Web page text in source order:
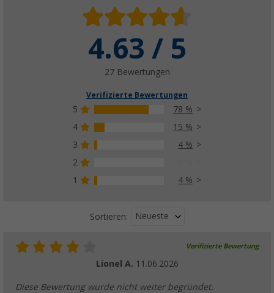
4.63 / 5
27 Bewertungen
Verifizierte Bewertungen
5
78 %
4
15 %
3
4 %
2
1
4 %
Sortieren: Neueste
Verifizierte Bewertung
Lionel A. 11.06.2026
Diese Bewertung wurde nicht weiter begründet.